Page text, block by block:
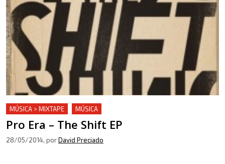
MÚSICA > MIXTAPE MÚSICA
Pro Era – The Shift EP
28/05/2014, porDavid Preciado